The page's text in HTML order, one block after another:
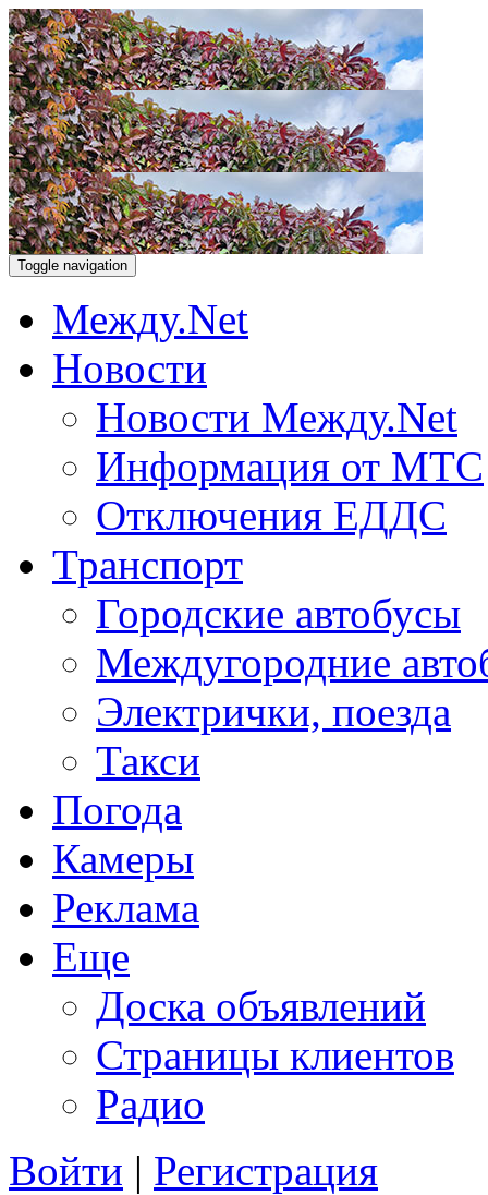
Toggle navigation
Между.Net
Новости
Новости Между.Net
Информация от МТС
Отключения ЕДДС
Транспорт
Городские автобусы
Междугородние
Электрички, поезда
Такси
Погода
Камеры
Реклама
Еще
Доска объявлений
Страницы клиентов
Радио
Войти | Регистрация